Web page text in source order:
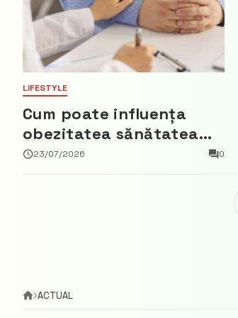
LIFESTYLE
Cum poate influența
obezitatea sănătatea
creierului
23/07/2026 0
ACTUAL